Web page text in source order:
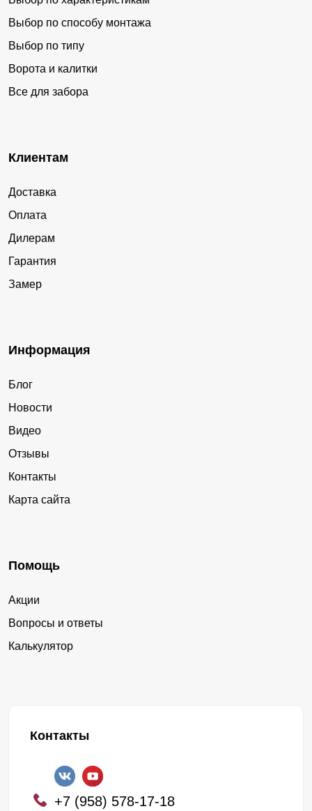
Выбор по способу монтажа
Выбор по типу
Ворота и калитки
Все для забора
Клиентам
Доставка
Оплата
Дилерам
Гарантия
Замер
Информация
Блог
Новости
Видео
Отзывы
Контакты
Карта сайта
Помощь
Акции
Вопросы и ответы
Калькулятор
Контакты
+7 (958) 578-17-18